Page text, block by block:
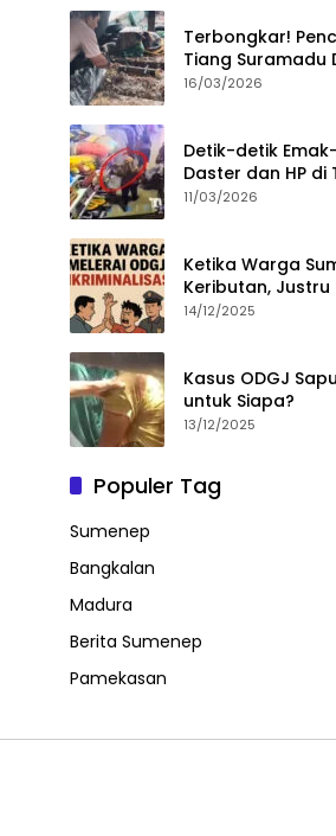
Terbongkar!
Tiang Suramadu
ABK Ditangkap
16/03/2026
Detik-detik
Daster dan HP di
Sumenep, Aksi
11/03/2026
Ketika Warga
Keributan, Justru
14/12/2025
Kasus ODGJ
untuk Siapa?
13/12/2025
Populer Tag
Sumenep
Bangkalan
Madura
Berita Sumenep
Pamekasan